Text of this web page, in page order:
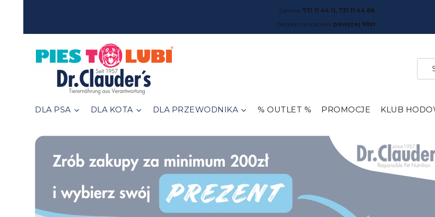
Zamów 731 11 44 11, 731 11 44 66
Bezpłatna dostawa powyżej 99zł
DLA PSA DLA KOTA DLA PRZEWODNIKA % OUTLET % PROMOCJE KLUB